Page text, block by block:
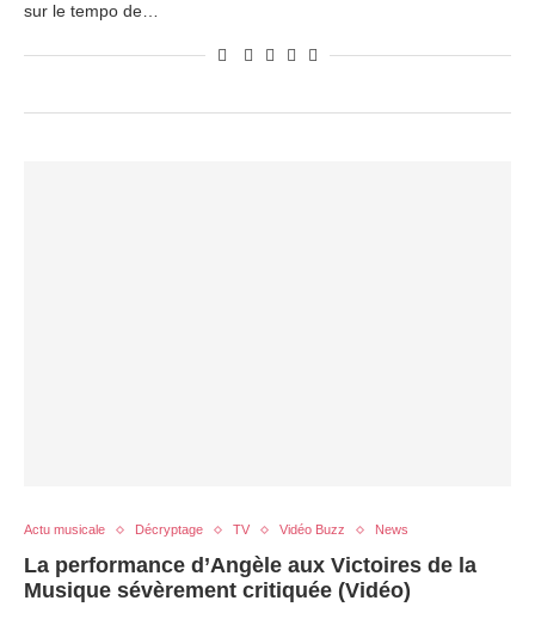
sur le tempo de…
Actu musicale Décryptage TV Vidéo Buzz News
La performance d’Angèle aux Victoires de la
Musique sévèrement critiquée (Vidéo)